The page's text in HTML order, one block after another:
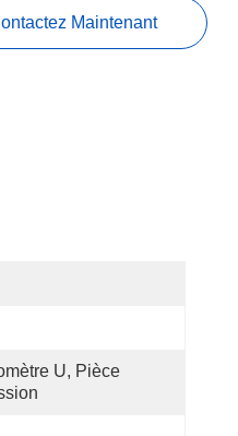
Maintenant
U, Pièce